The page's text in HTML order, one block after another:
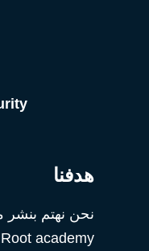
هدفنا
نحن نهتم بنشر